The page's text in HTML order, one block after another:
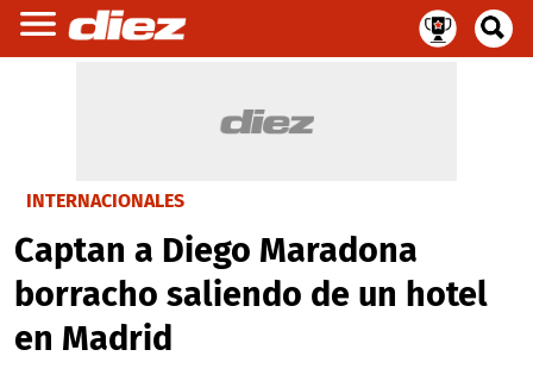
INTERNACIONALES
Captan a Diego Maradona
borracho saliendo de un hotel
en Madrid